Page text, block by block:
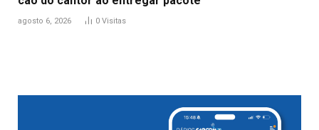
agosto 6, 2026 0 Visitas